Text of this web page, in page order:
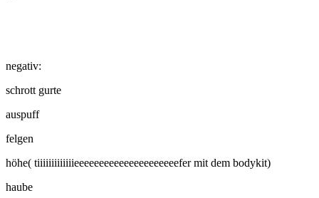
negativ:
schrott gurte
auspuff
felgen
höhe( tiiiiiiiiiiiiieeeeeeeeeeeeeeeeeeeeefer mit dem bodykit)
haube